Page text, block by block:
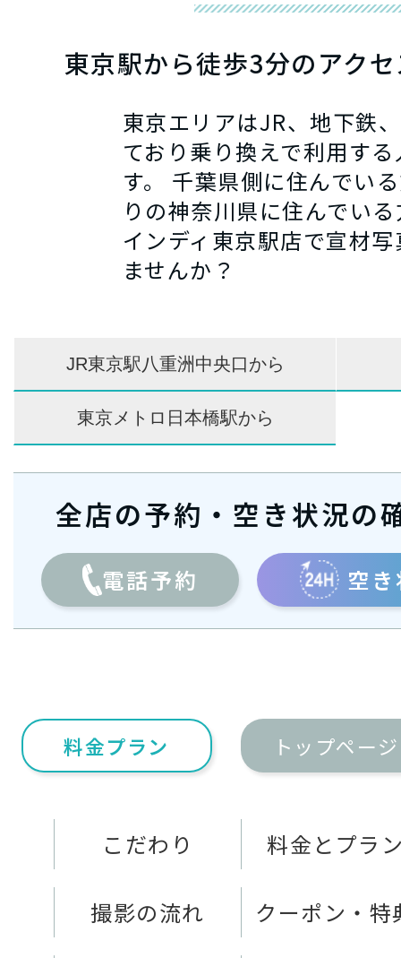
東京駅から徒歩3分のアク
東京エリアはJR、地下鉄
ており乗り換えで利用す
す。 千葉県側に住んでい
りの神奈川県に住んでい
インディ東京駅店で宣材
ませんか？
JR東京駅八重洲中央口から
東京メトロ日本橋駅から
全店の予約・空き状況の
電話予約 空
料金プラン トップページ
こだわり 料金とプラ
撮影の流れ クーポン・特